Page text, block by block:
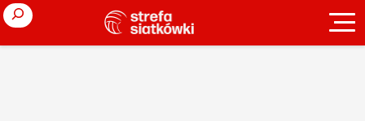
Search